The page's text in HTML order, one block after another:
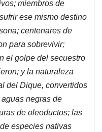
miembros de
ese mismo destino
centenares de
para sobrevivir;
el golpe del secuestro
y la naturaleza
del Dique, convertidos
negras de
de oleoductos; las
especies nativas